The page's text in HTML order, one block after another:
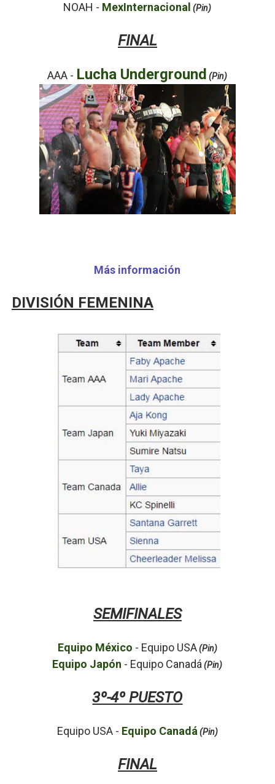
NOAH - MexInternacional (Pin)
FINAL
AAA - Lucha Underground (Pin)
Más información
DIVISIÓN FEMENINA
SEMIFINALES
Equipo México - Equipo USA(Pin)
Equipo Japón - Equipo Canadá (Pin)
3º-4º PUESTO
Equipo USA - Equipo Canadá (Pin)
FINAL